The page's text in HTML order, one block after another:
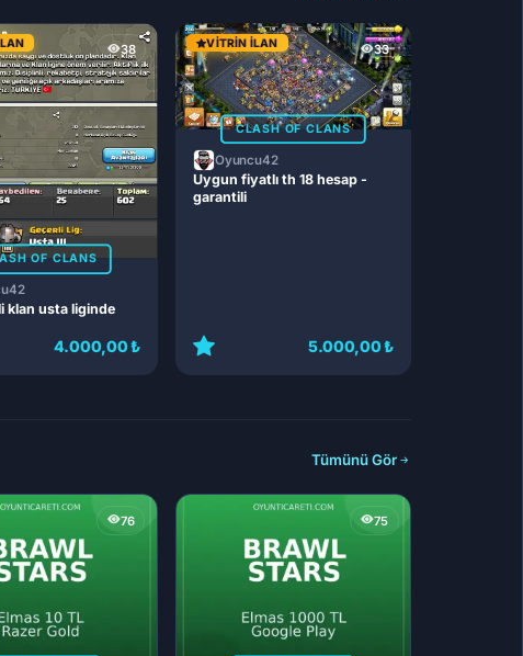
38
OF CLANS
klan usta liginde
4.000,00 ₺
33
VITRIN İLAN
CLASH OF CLANS
Oyuncu42
Uygun fiyatlı th 18 hesap -
garantili
5.000,00 ₺
Tümünü Gör
76 75